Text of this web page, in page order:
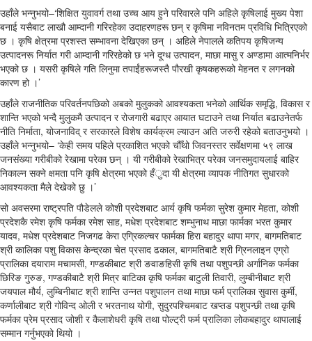
उहाँले भन्नुभयो–‘शिक्षित युवावर्ग तथा उच्च आय हुने परिवारले पनि अहिले कृषिलाई मुख्य पेशा
बनाई यसैबाट लाखौ आम्दानी गरिरहेका उदाहरणहरू छन् र कृषिमा नविनतम प्रविधि भित्रिएको
छ । कृषि क्षेत्रमा प्रशस्त सम्भावना देखिएका छन् । अहिले नेपालले कतिपय कृषिजन्य
उत्पादनरू निर्यात गरी आम्दानी गरिरहेको छ भने दूग्ध उत्पादन, माछा मासु र अण्डामा आत्मनिर्भर
भएको छ । यसरी कृषिले गति लिनुमा तपाईंहरूजस्तै पौरखी कृषकहरूको मेहनत र लगनको
कारण हो ।’
उहाँले राजनीतिक परिवर्तनपछिको अबको मुलुकको आवश्यकता भनेको आर्थिक समृद्धि, विकास र
शान्ति भएको भन्दै मुलुकमै उत्पादन र रोजगारी बढाएर आयात घटाउने तथा निर्यात बढाउनेतर्फ
नीति निर्माता, योजनाविद् र सरकारले विशेष कार्यक्रम ल्याउन अति जरुरी रहेको बताउनुभयो ।
उहाँले भन्नुभयो– ‘केही समय पहिले प्रकाशित भएको चौँथो जिवनस्तर सर्वेक्षणमा ५९ लाख
जनसंख्या गरीबीको रेखामा परेका छन् । यी गरीबीको रेखाभित्र परेका जनसमुदायलाई बाहिर
निकाल्न सक्ने क्षमता पनि कृषि क्षेत्रमा भएको हँुदा यी क्षेत्रमा व्यापक नीतिगत सुधारको
आवश्यकता मैले देखेको छु ।’
सो अवसरमा राष्ट्रपति पौडेलले कोशी प्रदेशबाट आर्य कृषि फर्मका सुरेश कुमार मेहता, कोशी
प्रदेशकै रमेश कृषि फर्मका रमेश साह, मधेश प्रदेशबाट शम्भुनाथ माछा फार्मका भरत कुमार
यादव, मधेश प्रदेशबाट निजगढ केरा एग्रिकल्चर फार्मका हिरा बहादुर थापा मगर, बागमतिबाट
श्री कालिका पशु विकास केन्द्रका चेत प्रसाद ढकाल, बागमतिबाटै श्री ग्रिनलाइन एग्रो
प्रालिका दयाराम मचामसी, गण्डकीबाट श्री ङवाङहिसी कृषि तथा पशुपन्छी अर्गानिक फर्मका
छिरिङ गुरुङ, गण्डकीबाटै श्री मित्र बाटिका कृषि फर्मका बाटुली तिवारी, लुम्बीनीबाट श्री
जयपाल मौर्य, लुम्बिनीबाट श्री शान्ति उन्नत पशुपालन तथा माछा फर्म प्रालिका सुवास कुर्मी,
कर्णालीबाट श्री गोविन्द ओली र भरतनाथ योगी, सुदुरपश्चिमबाट खप्तड पशुपन्छी तथा कृषि
फर्मका प्रेम प्रसाद जोशी र कैलाशेधरी कृषि तथा पोल्ट्री फर्म प्रालिका लोकबहादुर थापालाई
सम्मान गर्नुभएको थियो ।